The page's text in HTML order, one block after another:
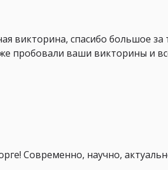
викторина, спасибо большое
пробовали ваши викторины и
Современно, научно,